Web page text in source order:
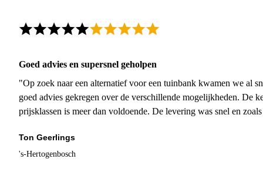
Goed advies en supersnel geholpen
"Op zoek naar een alternatief voor een tuinbank kwamen we al
goed advies gekregen over de verschillende mogelijkheden. De
prijsklassen is meer dan voldoende. De levering was snel en
Ton Geerlings
's-Hertogenbosch